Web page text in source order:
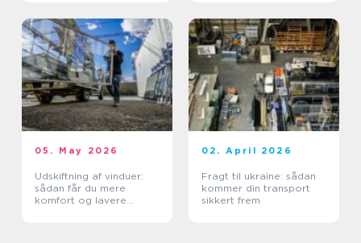
05. May 2026
Udskiftning af vinduer:
sådan får du mere
komfort og lavere
02. April 2026
Fragt til ukraine: sådan
kommer din transport
sikkert frem